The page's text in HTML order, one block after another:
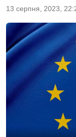
13 серпня, 2023,